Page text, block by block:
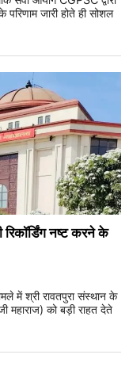
जारी होते ही सोशल
नष्ट करने के
में श्री रावतपुरा संस्थान के
महाराज) को बड़ी राहत देते